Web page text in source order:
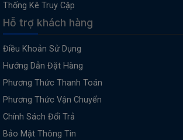
Thống Kê Truy Cập
Hỗ trợ khách hàng
Điều Khoản Sử Dụng
Hướng Dẫn Đặt Hàng
Phương Thức Thanh Toán
Phương Thức Vận Chuyển
Chính Sách Đổi Trả
Bảo Mật Thông Tin